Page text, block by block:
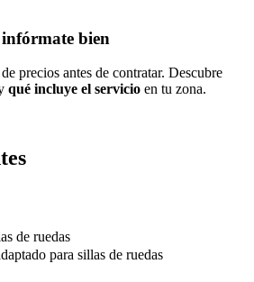
bien
precios antes de contratar. Descubre
qué incluye el servicio en tu zona.
de ruedas
para sillas de ruedas